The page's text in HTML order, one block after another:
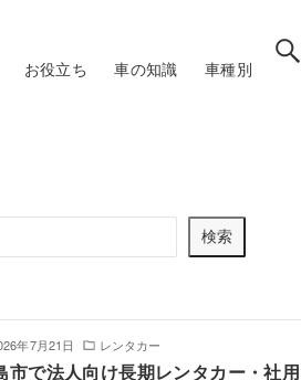
お役立ち 車の知識 車種別
検索
年7月21日 レンタカー
市で法人向け長期レンタカー・社用